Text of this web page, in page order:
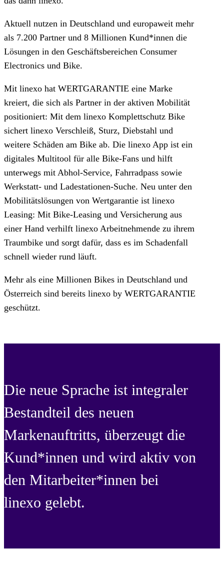
Aktuell nutzen in Deutschland und europaweit mehr
als 7.200 Partner und 8 Millionen Kund*innen die
Lösungen in den Geschäftsbereichen Consumer
Electronics und Bike.
Mit linexo hat WERTGARANTIE eine Marke
kreiert, die sich als Partner in der aktiven Mobilität
positioniert: Mit dem linexo Komplettschutz Bike
sichert linexo Verschleiß, Sturz, Diebstahl und
weitere Schäden am Bike ab. Die linexo App ist ein
digitales Multitool für alle Bike-Fans und hilft
unterwegs mit Abhol-Service, Fahrradpass sowie
Werkstatt- und Ladestationen-Suche. Neu unter den
Mobilitätslösungen von Wertgarantie ist linexo
Leasing: Mit Bike-Leasing und Versicherung aus
einer Hand verhilft linexo Arbeitnehmende zu ihrem
Traumbike und sorgt dafür, dass es im Schadenfall
schnell wieder rund läuft.
Mehr als eine Millionen Bikes in Deutschland und
Österreich sind bereits linexo by WERTGARANTIE
geschützt.
Die neue Sprache ist integraler
Bestandteil des neuen
Markenauftritts, überzeugt die
Kund*innen und wird aktiv von
den Mitarbeiter*innen bei
linexo gelebt.